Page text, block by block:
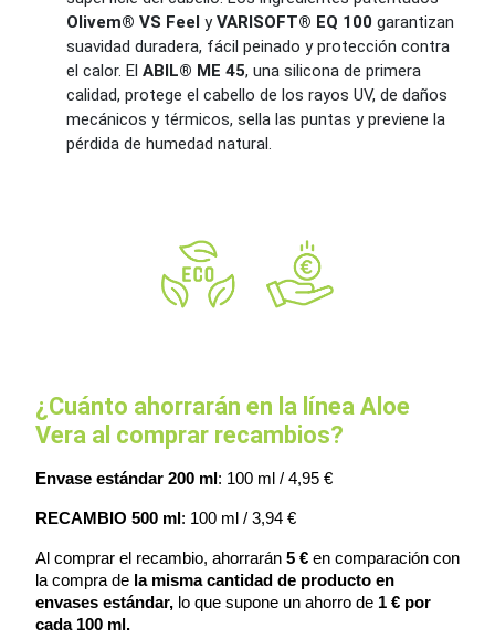
Olivem® VS Feel yVARISOFT® EQ 100 garantizan
suavidad duradera, fácil peinado y protección contra
el calor. El ABIL® ME 45, una silicona de primera
calidad, protege el cabello de los rayos UV, de daños
mecánicos y térmicos, sella las puntas y previene la
pérdida de humedad natural.
¿Cuánto ahorrarán en la línea Aloe
Vera al comprar recambios?
Envase estándar 200 ml : 100 ml / 4,95 €
RECAMBIO 500 ml : 100 ml / 3,94 €
Al comprar el recambio, ahorrarán 5 € en comparación con
la compra de la misma cantidad de producto en
envases estándar, lo que supone un ahorro de 1 € por
cada 100 ml.